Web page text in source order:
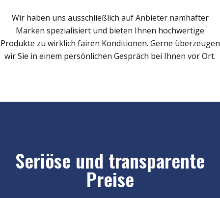
Wir haben uns ausschließlich auf Anbieter namhafter
Marken spezialisiert und bieten Ihnen hochwertige
Produkte zu wirklich fairen Konditionen. Gerne überzeugen
wir Sie in einem persönlichen Gespräch bei Ihnen vor Ort.
Seriöse und transparente
Preise